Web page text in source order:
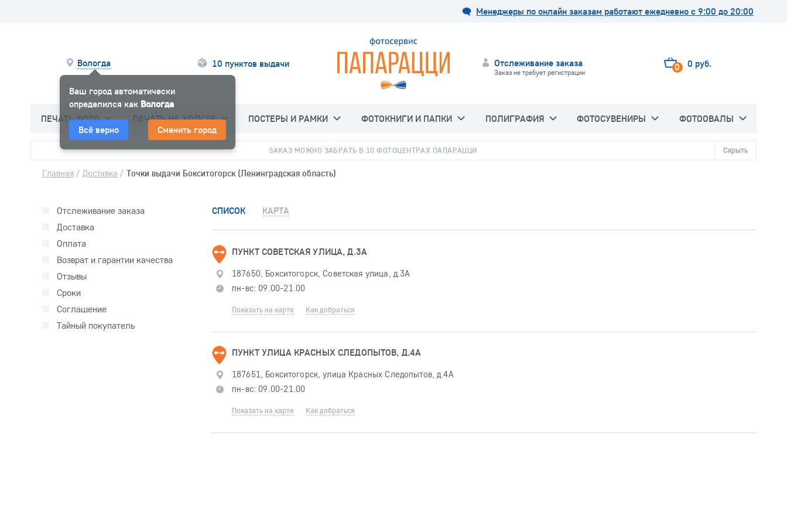
Менеджеры по онлайн заказам работают ежедневно с 9:00 до 20:00
Вологда
Ваш город автоматически
определился как Вологда
Всё верно Сменить город
10 пунктов выдачи Отслеживание заказа
Заказ не требует регистрации 0 0 руб.
ПЕЧАТЬ ФОТО ПЕЧАТЬ НА ХОЛСТЕ ПОСТЕРЫ И РАМКИ ФОТОКНИГИ И ПАПКИ ПОЛИГРАФИЯ ФОТОСУВЕНИРЫ ФОТООВАЛЫ
ЗАКАЗ МОЖНО ЗАБРАТЬ В 10 ФОТОЦЕНТРАХ ПАПАРАЦЦИ Скрыть
Главная / Доставка / Точки выдачи Бокситогорск (Ленинградская область)
Отслеживание заказа
Доставка
Оплата
Возврат и гарантии качества
Отзывы
Сроки
Соглашение
Тайный покупатель
СПИСОК КАРТА
ПУНКТ СОВЕТСКАЯ УЛИЦА, Д.3А
187650, Бокситогорск, Советская улица, д.3А
пн-вс: 09.00-21.00
Показать на карте Как добраться
ПУНКТ УЛИЦА КРАСНЫХ СЛЕДОПЫТОВ, Д.4А
187651, Бокситогорск, улица Красных Следопытов, д.4А
пн-вс: 09.00-21.00
Показать на карте Как добраться